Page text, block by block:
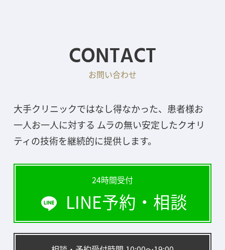
CONTACT
お問い合わせ
大手クリニックではなし得なかった、患者様お
一人お一人に対する ムラの無い安定したクオリ
ティの技術を継続的に提供します。
24時間受付
LINE予約・相談